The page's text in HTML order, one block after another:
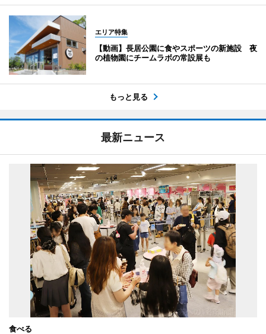
エリア特集
【動画】長居公園に食やスポーツの新施設 夜
の植物園にチームラボの常設展も
もっと見る
最新ニュース
食べる